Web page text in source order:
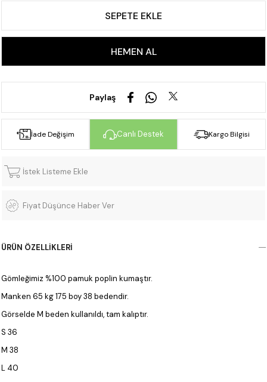
Paylaş
İade Değişim Canlı Destek Kargo Bilgisi
İstek Listeme Ekle
Fiyat Düşünce Haber Ver
ÜRÜN ÖZELLIKLERI
Gömleğimiz %100 pamuk poplin kumaştır.
Manken 65 kg 175 boy 38 bedendir.
Görselde M beden kullanıldı, tam kalıptır.
S 36
M 38
L 40